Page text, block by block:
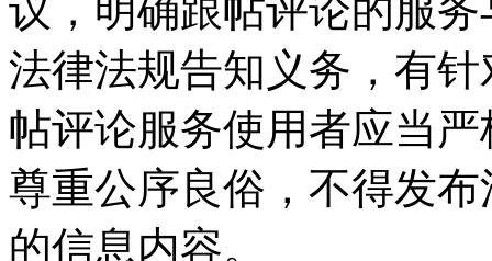
议，明确跟帖评论的服
法律法规告知义务，有
帖评论服务使用者应当
尊重公序良俗，不得发
的信息内容。